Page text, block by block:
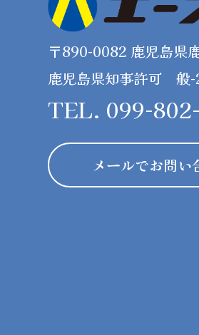
〒890-0082 鹿児島県
鹿児島県知事許可 般
TEL. 099-
メールでお問い